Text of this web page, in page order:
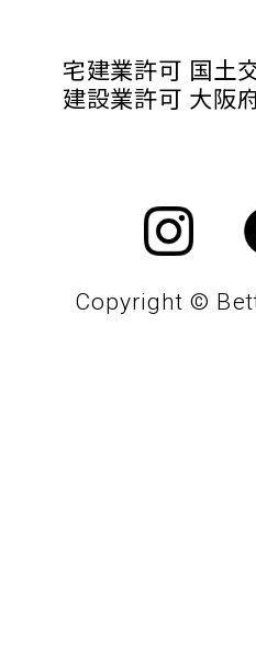
宅建業許可 国土
建設業許可 大阪
Copyright ©